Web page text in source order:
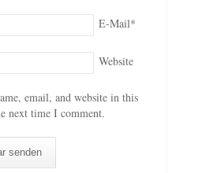
E-Mail*
Website
email, and website in this
next time I comment.